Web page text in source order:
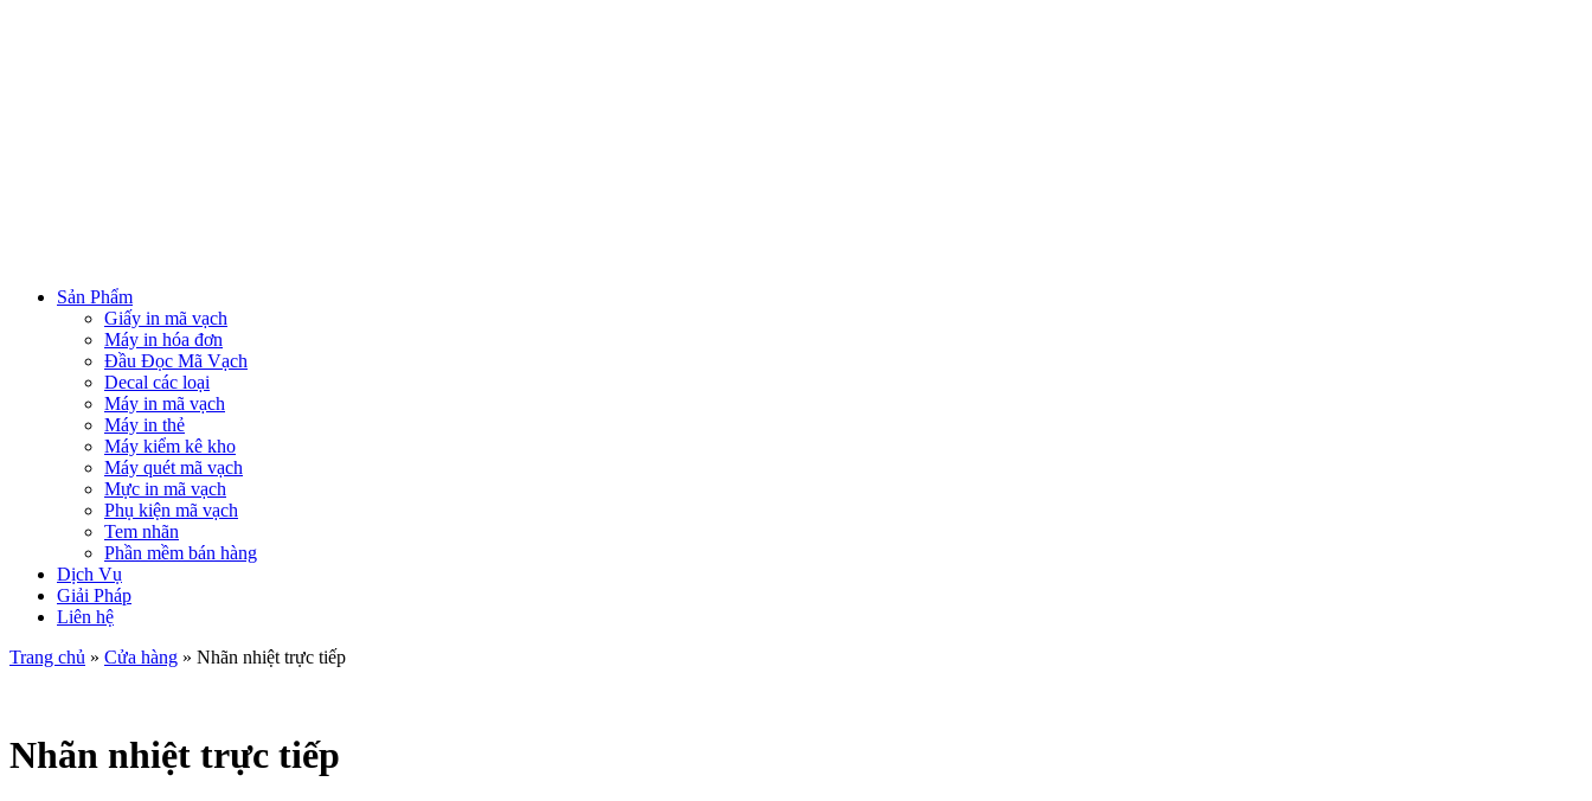
Sản Phẩm
Giấy in mã vạch
Máy in hóa đơn
Đầu Đọc Mã Vạch
Decal các loại
Máy in mã vạch
Máy in thẻ
Máy kiểm kê kho
Máy quét mã vạch
Mực in mã vạch
Phụ kiện mã vạch
Tem nhãn
Phần mềm bán hàng
Dịch Vụ
Giải Pháp
Liên hệ
Trang chủ » Cửa hàng » Nhãn nhiệt trực tiếp
Nhãn nhiệt trực tiếp